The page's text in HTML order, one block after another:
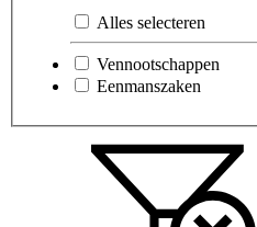
Alles selecteren
Vennootschappen
Eenmanszaken